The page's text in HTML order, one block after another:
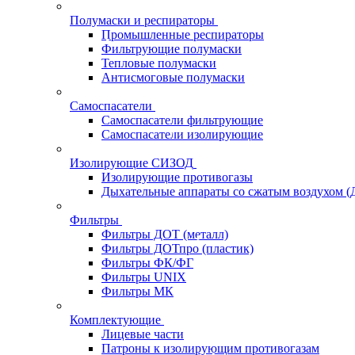
Полумаски и респираторы
Промышленные респираторы
Фильтрующие полумаски
Тепловые полумаски
Антисмоговые полумаски
Самоспасатели
Самоспасатели фильтрующие
Самоспасатели изолирующие
Изолирующие СИЗОД
Изолирующие противогазы
Дыхательные аппараты со сжатым воздухом
Фильтры
Фильтры ДОТ (металл)
Фильтры ДОТпро (пластик)
Фильтры ФК/ФГ
Фильтры UNIX
Фильтры МК
Комплектующие
Лицевые части
Патроны к изолирующим противогазам